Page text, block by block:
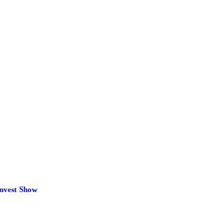
Show